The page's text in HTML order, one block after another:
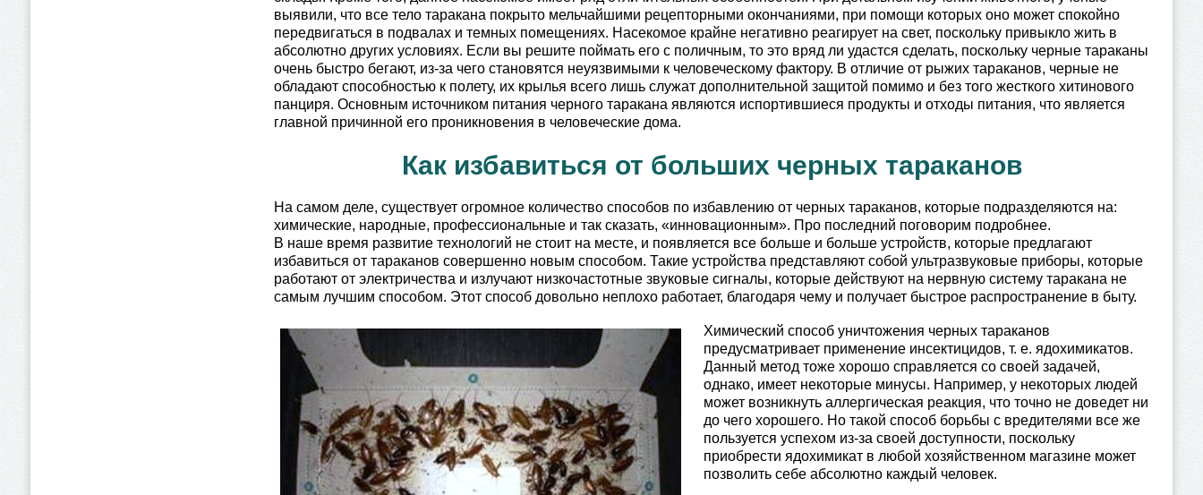
выявили, что все тело таракана покрыто мельчайшими рецепторными окончаниями, при помощи которых оно может спокойно
передвигаться в подвалах и темных помещениях. Насекомое крайне негативно реагирует на свет, поскольку привыкло жить в
абсолютно других условиях. Если вы решите поймать его с поличным, то это вряд ли удастся сделать, поскольку черные тараканы
очень быстро бегают, из-за чего становятся неуязвимыми к человеческому фактору. В отличие от рыжих тараканов, черные не
обладают способностью к полету, их крылья всего лишь служат дополнительной защитой помимо и без того жесткого хитинового
панциря. Основным источником питания черного таракана являются испортившиеся продукты и отходы питания, что является
главной причинной его проникновения в человеческие дома.
Как избавиться от больших черных тараканов
На самом деле, существует огромное количество способов по избавлению от черных тараканов, которые подразделяются на:
химические, народные, профессиональные и так сказать, «инновационным». Про последний поговорим подробнее.
В наше время развитие технологий не стоит на месте, и появляется все больше и больше устройств, которые предлагают
избавиться от тараканов совершенно новым способом. Такие устройства представляют собой ультразвуковые приборы, которые
работают от электричества и излучают низкочастотные звуковые сигналы, которые действуют на нервную систему таракана не
самым лучшим способом. Этот способ довольно неплохо работает, благодаря чему и получает быстрое распространение в быту.
Химический способ уничтожения черных тараканов
предусматривает применение инсектицидов, т. е. ядохимикатов.
Данный метод тоже хорошо справляется со своей задачей,
однако, имеет некоторые минусы. Например, у некоторых людей
может возникнуть аллергическая реакция, что точно не доведет ни
до чего хорошего. Но такой способ борьбы с вредителями все же
пользуется успехом из-за своей доступности, поскольку
приобрести ядохимикат в любой хозяйственном магазине может
позволить себе абсолютно каждый человек.